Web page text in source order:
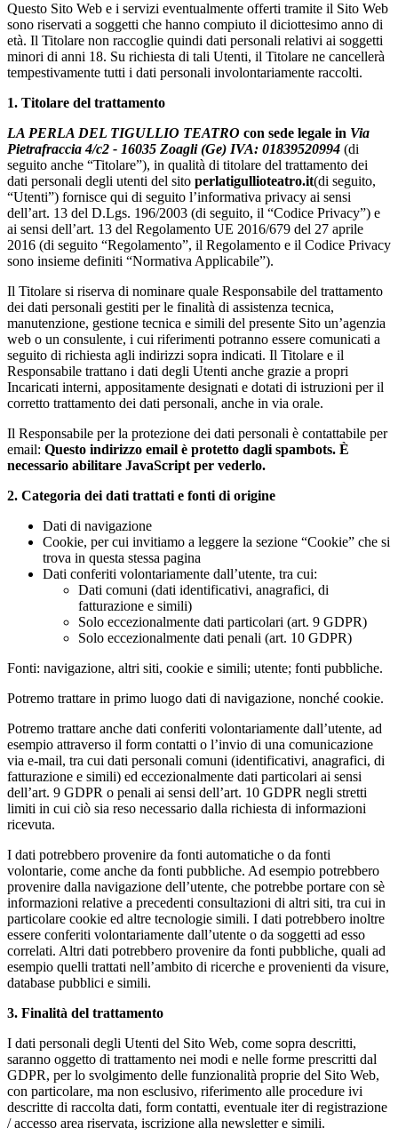
Questo Sito Web e i servizi eventualmente offerti tramite il Sito Web
sono riservati a soggetti che hanno compiuto il diciottesimo anno di
età. Il Titolare non raccoglie quindi dati personali relativi ai soggetti
minori di anni 18. Su richiesta di tali Utenti, il Titolare ne cancellerà
tempestivamente tutti i dati personali involontariamente raccolti.
1. Titolare del trattamento
LA PERLA DEL TIGULLIO TEATRO con sede legale in Via
Pietrafraccia 4/c2 - 16035 Zoagli (Ge) IVA: 01839520994 (di
seguito anche “Titolare”), in qualità di titolare del trattamento dei
dati personali degli utenti del sito perlatigullioteatro.it(di seguito,
“Utenti”) fornisce qui di seguito l’informativa privacy ai sensi
dell’art. 13 del D.Lgs. 196/2003 (di seguito, il “Codice Privacy”) e
ai sensi dell’art. 13 del Regolamento UE 2016/679 del 27 aprile
2016 (di seguito “Regolamento”, il Regolamento e il Codice Privacy
sono insieme definiti “Normativa Applicabile”).
Il Titolare si riserva di nominare quale Responsabile del trattamento
dei dati personali gestiti per le finalità di assistenza tecnica,
manutenzione, gestione tecnica e simili del presente Sito un’agenzia
web o un consulente, i cui riferimenti potranno essere comunicati a
seguito di richiesta agli indirizzi sopra indicati. Il Titolare e il
Responsabile trattano i dati degli Utenti anche grazie a propri
Incaricati interni, appositamente designati e dotati di istruzioni per il
corretto trattamento dei dati personali, anche in via orale.
Il Responsabile per la protezione dei dati personali è contattabile per
email: Questo indirizzo email è protetto dagli spambots. È
necessario abilitare JavaScript per vederlo.
2. Categoria dei dati trattati e fonti di origine
Dati di navigazione
Cookie, per cui invitiamo a leggere la sezione “Cookie” che si
trova in questa stessa pagina
Dati conferiti volontariamente dall’utente, tra cui:
Dati comuni (dati identificativi, anagrafici, di
fatturazione e simili)
Solo eccezionalmente dati particolari (art. 9 GDPR)
Solo eccezionalmente dati penali (art. 10 GDPR)
Fonti: navigazione, altri siti, cookie e simili; utente; fonti pubbliche.
Potremo trattare in primo luogo dati di navigazione, nonché cookie.
Potremo trattare anche dati conferiti volontariamente dall’utente, ad
esempio attraverso il form contatti o l’invio di una comunicazione
via e-mail, tra cui dati personali comuni (identificativi, anagrafici, di
fatturazione e simili) ed eccezionalmente dati particolari ai sensi
dell’art. 9 GDPR o penali ai sensi dell’art. 10 GDPR negli stretti
limiti in cui ciò sia reso necessario dalla richiesta di informazioni
ricevuta.
I dati potrebbero provenire da fonti automatiche o da fonti
volontarie, come anche da fonti pubbliche. Ad esempio potrebbero
provenire dalla navigazione dell’utente, che potrebbe portare con sè
informazioni relative a precedenti consultazioni di altri siti, tra cui in
particolare cookie ed altre tecnologie simili. I dati potrebbero inoltre
essere conferiti volontariamente dall’utente o da soggetti ad esso
correlati. Altri dati potrebbero provenire da fonti pubbliche, quali ad
esempio quelli trattati nell’ambito di ricerche e provenienti da visure,
database pubblici e simili.
3. Finalità del trattamento
I dati personali degli Utenti del Sito Web, come sopra descritti,
saranno oggetto di trattamento nei modi e nelle forme prescritti dal
GDPR, per lo svolgimento delle funzionalità proprie del Sito Web,
con particolare, ma non esclusivo, riferimento alle procedure ivi
descritte di raccolta dati, form contatti, eventuale iter di registrazione
/ accesso area riservata, iscrizione alla newsletter e simili.